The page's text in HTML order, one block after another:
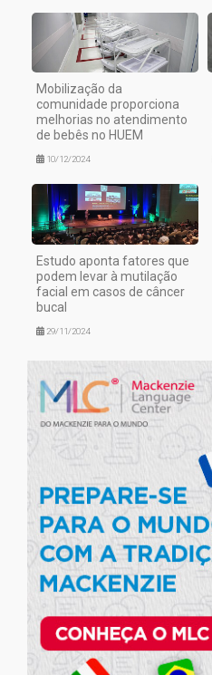
Mobilização da
comunidade proporciona
melhorias no atendimento
de bebês no HUEM
10/12/2024
Estudo aponta fatores que
podem levar à mutilação
facial em casos de câncer
bucal
29/11/2024